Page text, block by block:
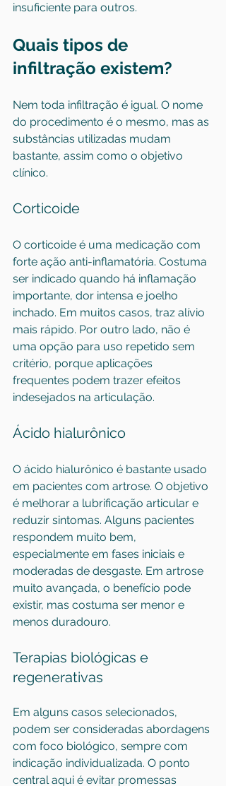
insuficiente para outros.
Quais tipos de
infiltração existem?
Nem toda infiltração é igual. O nome
do procedimento é o mesmo, mas as
substâncias utilizadas mudam
bastante, assim como o objetivo
clínico.
Corticoide
O corticoide é uma medicação com
forte ação anti-inflamatória. Costuma
ser indicado quando há inflamação
importante, dor intensa e joelho
inchado. Em muitos casos, traz alívio
mais rápido. Por outro lado, não é
uma opção para uso repetido sem
critério, porque aplicações
frequentes podem trazer efeitos
indesejados na articulação.
Ácido hialurônico
O ácido hialurônico é bastante usado
em pacientes com artrose. O objetivo
é melhorar a lubrificação articular e
reduzir sintomas. Alguns pacientes
respondem muito bem,
especialmente em fases iniciais e
moderadas de desgaste. Em artrose
muito avançada, o benefício pode
existir, mas costuma ser menor e
menos duradouro.
Terapias biológicas e
regenerativas
Em alguns casos selecionados,
podem ser consideradas abordagens
com foco biológico, sempre com
indicação individualizada. O ponto
central aqui é evitar promessas